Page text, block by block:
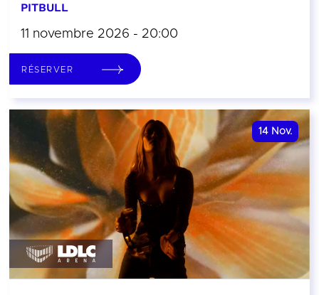
PITBULL
11 novembre 2026 - 20:00
RÉSERVER
14 Nov.